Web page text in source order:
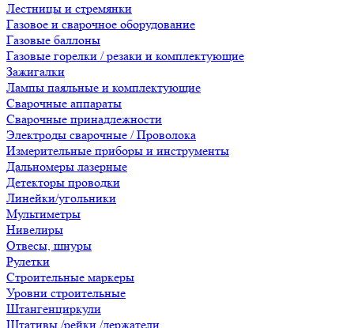
Лестницы и стремянки
Газовое и сварочное оборудование
Газовые баллоны
Газовые горелки / резаки и комплектующие
Зажигалки
Лампы паяльные и комплектующие
Сварочные аппараты
Сварочные принадлежности
Электроды сварочные / Проволока
Измерительные приборы и инструменты
Дальномеры лазерные
Детекторы проводки
Линейки/угольники
Мультиметры
Нивелиры
Отвесы, шнуры
Рулетки
Строительные маркеры
Уровни строительные
Штангенциркули
Штативы /рейки /держатели